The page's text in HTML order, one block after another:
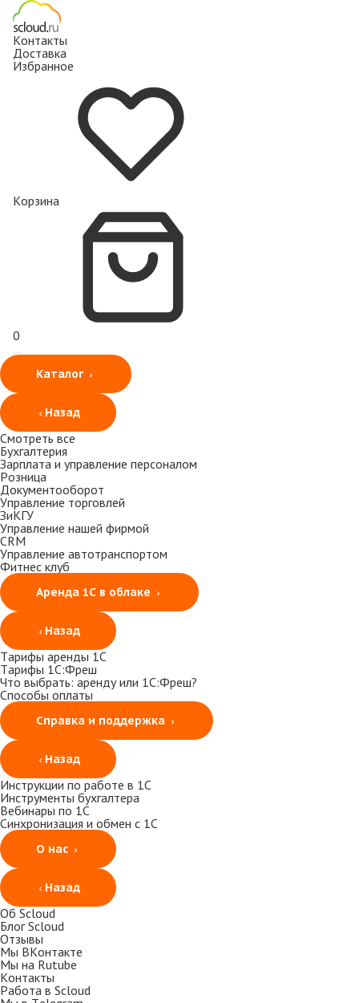
Контакты
Доставка
Избранное
Корзина
0
Каталог
Назад
Смотреть все
Бухгалтерия
Зарплата и управление персоналом
Розница
Документооборот
Управление торговлей
ЗиКГУ
Управление нашей фирмой
CRM
Управление автотранспортом
Фитнес клуб
Аренда 1С в облаке
Назад
Тарифы аренды 1С
Тарифы 1С:Фреш
Что выбрать: аренду или 1С:Фреш?
Способы оплаты
Справка и поддержка
Назад
Инструкции по работе в 1С
Инструменты бухгалтера
Вебинары по 1С
Синхронизация и обмен с 1С
О нас
Назад
Об Scloud
Блог Scloud
Отзывы
Мы ВКонтакте
Мы на Rutube
Контакты
Работа в Scloud